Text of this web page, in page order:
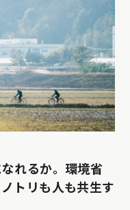
れるか。環境省
トリも人も共生す